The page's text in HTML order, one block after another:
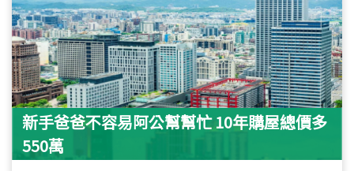
新手爸爸不容易阿公幫幫忙 10年購屋總價多
550萬